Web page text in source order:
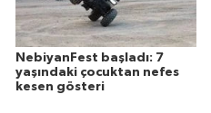
NebiyanFest başladı: 7
yaşındaki çocuktan nefes
kesen gösteri